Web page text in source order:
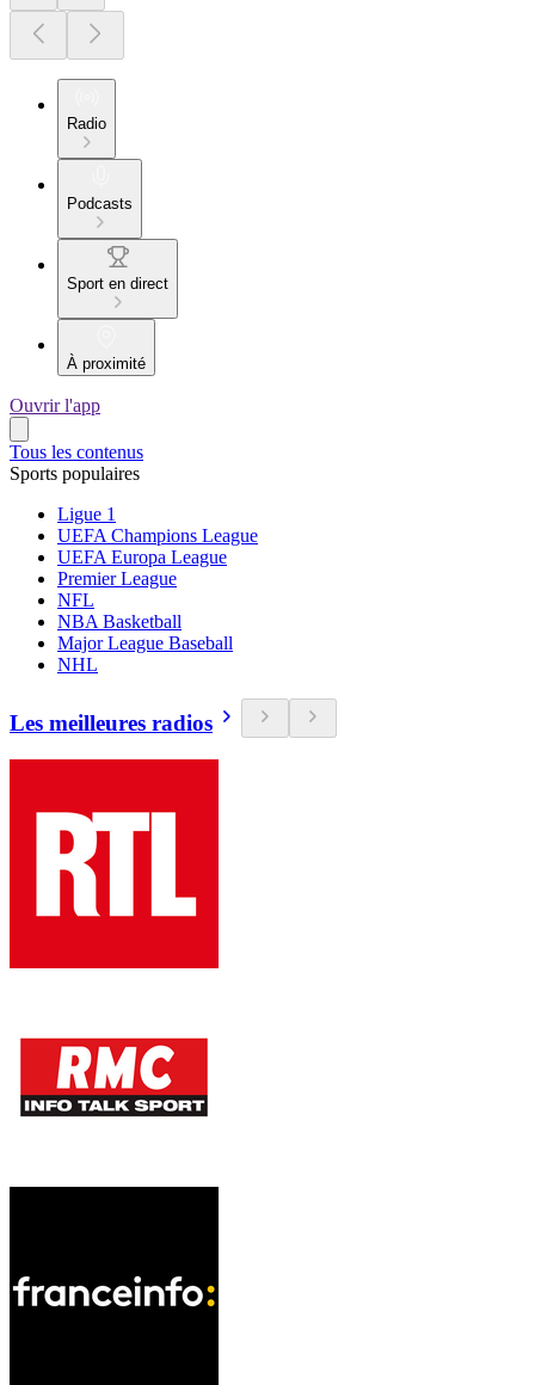
Radio
Podcasts
Sport en direct
À proximité
Ouvrir l'app
Tous les contenus
Sports populaires
Ligue 1
UEFA Champions League
UEFA Europa League
Premier League
NFL
NBA Basketball
Major League Baseball
NHL
Les meilleures radios